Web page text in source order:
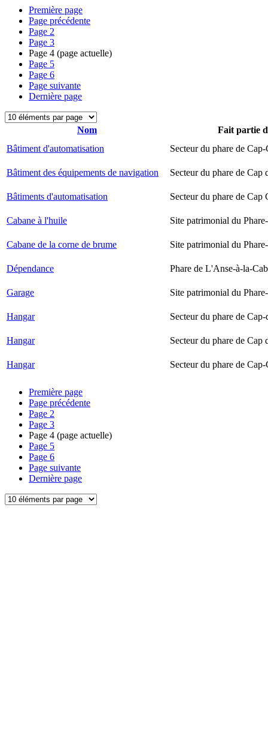
Première page
Page précédente
Page 2
Page 3
Page 4 (page actuelle)
Page 5
Page 6
Page suivante
Dernière page
Nom
Fait partie
Bâtiment d'automatisation
Secteur du phare de Cap-
Bâtiment des équipements de navigation Secteur du phare de Cap
Bâtiments d'automatisation Secteur du phare de Cap
Cabane à l'huile Site patrimonial du
Cabane de la corne de brume Site patrimonial du
Dépendance Phare de L'Anse-à-la-
Garage Site patrimonial du
Hangar Secteur du phare de Cap-
Hangar Secteur du phare de Cap
Hangar Secteur du phare de Cap-
Première page
Page précédente
Page 2
Page 3
Page 4 (page actuelle)
Page 5
Page 6
Page suivante
Dernière page